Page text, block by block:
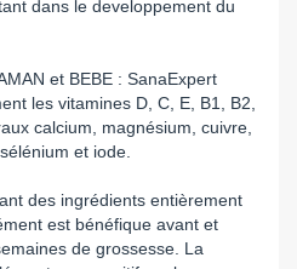
dans le developpement du
et BEBE : SanaExpert
les vitamines D, C, E, B1, B2,
calcium, magnésium, cuivre,
et iode.
des ingrédients entièrement
est bénéfique avant et
de grossesse. La